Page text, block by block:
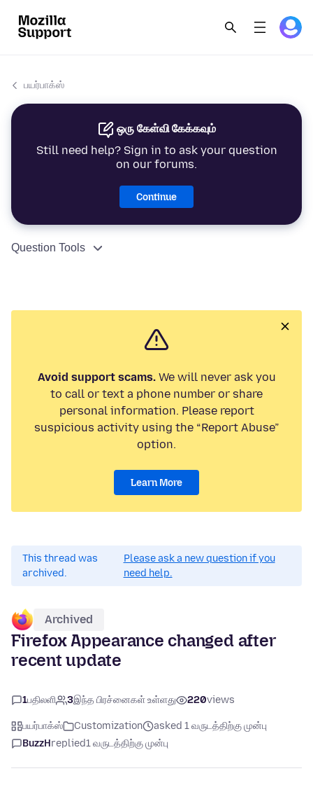
பயர்பாக்ஸ்
ஒரு கேள்வி கேக்கவும்
Still need help? Sign in to ask your question
on our forums.
Continue
Question Tools
Avoid support scams.We will never ask you
to call or text a phone number or share
personal information. Please report
suspicious activity using the “Report Abuse”
option.
Learn More
This thread was
archived.
Please ask a new question if you
need help.
Archived
Firefox Appearance changed after
recent update
1பதிலளி 3இந்த பிரச்னைகள் உள்ளது 220views
பயர்பாக்ஸ் Customization
asked 1 வருடத்திற்கு முன்பு
BuzzHreplied1 வருடத்திற்கு முன்பு